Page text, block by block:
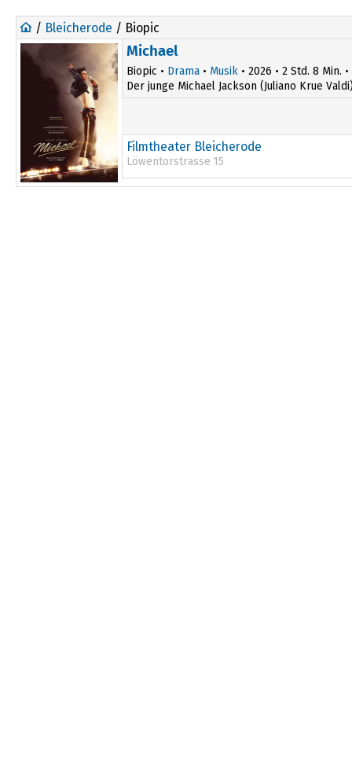
/ Bleicherode / Biopic
Michael
Biopic • Drama • Musik • 2026 • 2 Std. 8 Min.
Der junge Michael Jackson (Juliano Krue
Filmtheater Bleicherode
Löwentorstrasse 15